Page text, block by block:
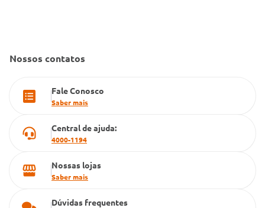
Convênio Conlife
Cartão Grupo Conde
Nossos contatos
Fale Conosco
Saber mais
Central de ajuda:
4000-1194
Nossas lojas
Saber mais
Dúvidas frequentes